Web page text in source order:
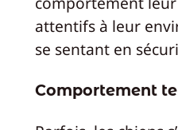
attentifs à leur
se sentant en
Comportement